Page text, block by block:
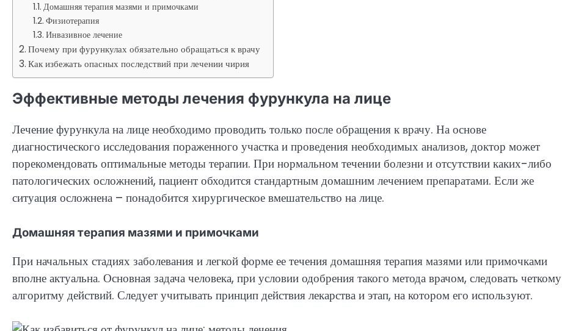
Домашняя терапия мазями и примочками
Физиотерапия
Инвазивное лечение
Почему при фурункулах обязательно обращаться к врачу
Как избежать опасных последствий при лечении чирия
Эффективные методы лечения фурункула на лице
Лечение фурункула на лице необходимо проводить только после обращения к врачу. На основе
диагностического исследования пораженного участка и проведения необходимых анализов, доктор может
порекомендовать оптимальные методы терапии. При нормальном течении болезни и отсутствии каких-либо
патологических осложнений, пациент обходится стандартным домашним лечением препаратами. Если же
ситуация осложнена – понадобится хирургическое вмешательство на лице.
Домашняя терапия мазями и примочками
При начальных стадиях заболевания и легкой форме ее течения домашняя терапия мазями или примочками
вполне актуальна. Основная задача человека, при условии одобрения такого метода врачом, следовать четкому
алгоритму действий. Следует учитывать принцип действия лекарства и этап, на котором его используют.